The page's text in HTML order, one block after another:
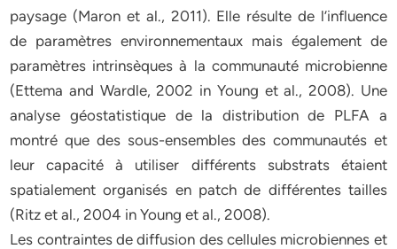
paysage (Maron et al., 2011). Elle résulte de l’influence
de paramètres environnementaux mais également de
paramètres intrinsèques à la communauté microbienne
(Ettema and Wardle, 2002 in Young et al., 2008). Une
analyse géostatistique de la distribution de PLFA a
montré que des sous-ensembles des communautés et
leur capacité à utiliser différents substrats étaient
spatialement organisés en patch de différentes tailles
(Ritz et al., 2004 in Young et al., 2008).
Les contraintes de diffusion des cellules microbiennes et